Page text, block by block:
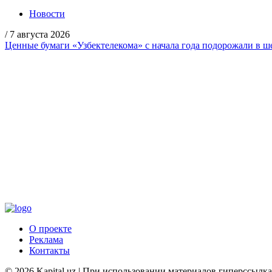
Новости
/ 7 августа 2026
Ценные бумаги «Узбектелекома» с начала года подорожали в
О проекте
Реклама
Контакты